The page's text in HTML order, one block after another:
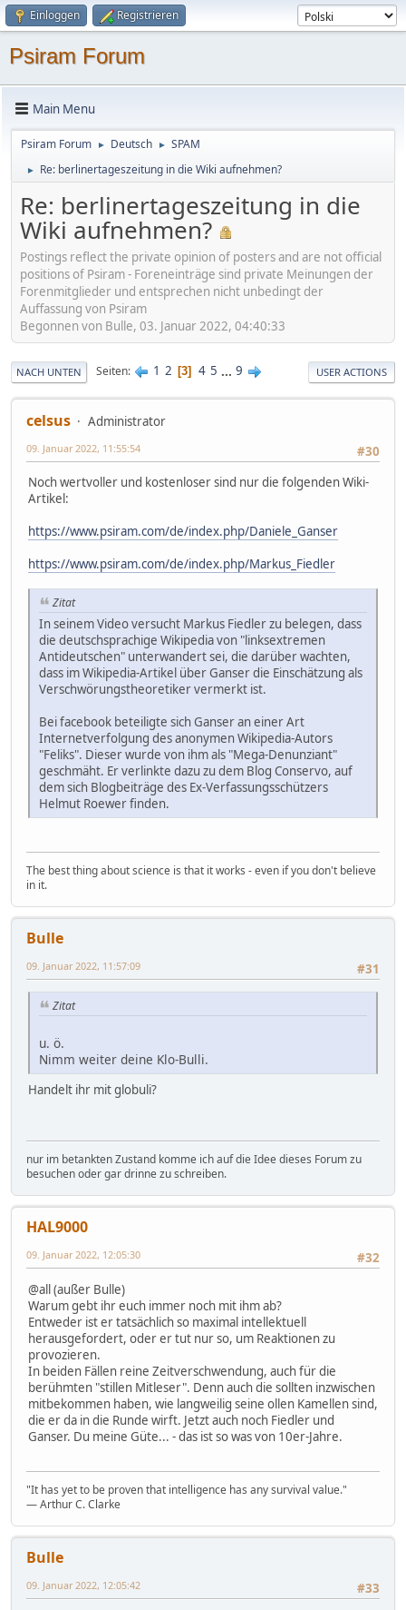
Einloggen Registrieren
Psiram Forum
Main Menu
Psiram Forum ► Deutsch ► SPAM
► Re: berlinertageszeitung in die Wiki aufnehmen?
Re: berlinertageszeitung in die
Wiki aufnehmen?
Postings reflect the private opinion of posters and are not official
positions of Psiram - Foreneinträge sind private Meinungen der
Forenmitglieder und entsprechen nicht unbedingt der
Auffassung von Psiram
Begonnen von Bulle, 03. Januar 2022, 04:40:33
NACH UNTEN Seiten 1 2 3 4 5 ... 9 USER ACTIONS
celsus
Administrator
#30
09. Januar 2022, 11:55:54
Noch wertvoller und kostenloser sind nur die folgenden Wiki-
Artikel:
https://www.psiram.com/de/index.php/Daniele_Ganser
https://www.psiram.com/de/index.php/Markus_Fiedler
Zitat
In seinem Video versucht Markus Fiedler zu belegen, dass
die deutschsprachige Wikipedia von "linksextremen
Antideutschen" unterwandert sei, die darüber wachten,
dass im Wikipedia-Artikel über Ganser die Einschätzung als
Verschwörungstheoretiker vermerkt ist.
Bei facebook beteiligte sich Ganser an einer Art
Internetverfolgung des anonymen Wikipedia-Autors
"Feliks". Dieser wurde von ihm als "Mega-Denunziant"
geschmäht. Er verlinkte dazu zu dem Blog Conservo, auf
dem sich Blogbeiträge des Ex-Verfassungsschützers
Helmut Roewer finden.
The best thing about science is that it works - even if you don't believe
in it.
Bulle
#31
09. Januar 2022, 11:57:09
Zitat
u. ö.
Nimm weiter deine Klo-Bulli.
Handelt ihr mit globuli?
nur im betankten Zustand komme ich auf die Idee dieses Forum zu
besuchen oder gar drinne zu schreiben.
HAL9000
#32
09. Januar 2022, 12:05:30
@all (außer Bulle)
Warum gebt ihr euch immer noch mit ihm ab?
Entweder ist er tatsächlich so maximal intellektuell
herausgefordert, oder er tut nur so, um Reaktionen zu
provozieren.
In beiden Fällen reine Zeitverschwendung, auch für die
berühmten "stillen Mitleser". Denn auch die sollten inzwischen
mitbekommen haben, wie langweilig seine ollen Kamellen sind,
die er da in die Runde wirft. Jetzt auch noch Fiedler und
Ganser. Du meine Güte... - das ist so was von 10er-Jahre.
"It has yet to be proven that intelligence has any survival value."
― Arthur C. Clarke
Bulle
#33
09. Januar 2022, 12:05:42